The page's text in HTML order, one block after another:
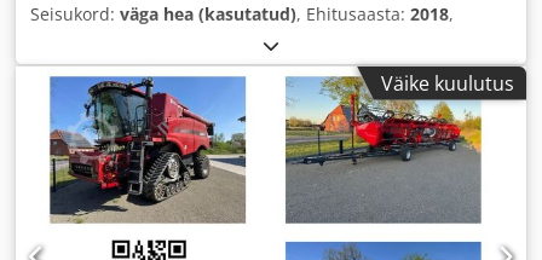
Seisukord: väga hea (kasutatud), Ehitusaasta: 2018,
Väike kuulutus